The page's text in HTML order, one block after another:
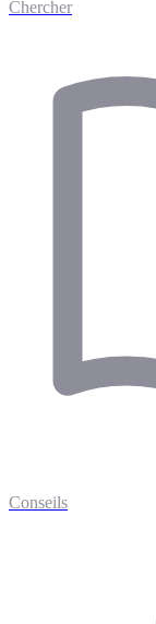
Chercher
Conseils